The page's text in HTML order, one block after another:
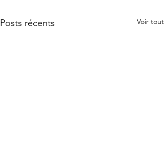
Posts récents Voir tout